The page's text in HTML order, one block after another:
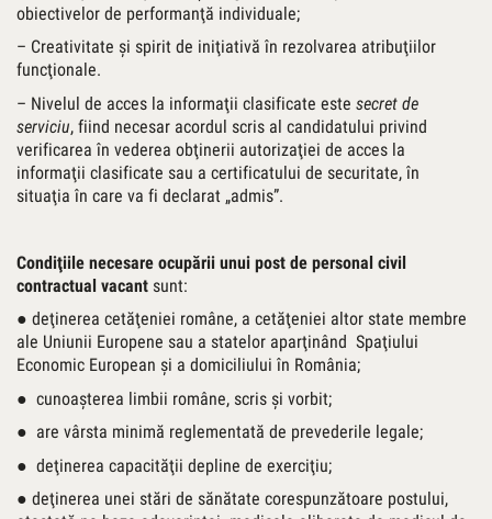
obiectivelor de performanţă individuale;
– Creativitate şi spirit de iniţiativă în rezolvarea atribuţiilor
funcţionale.
– Nivelul de acces la informaţii clasificate este secret de
serviciu, fiind necesar acordul scris al candidatului privind
verificarea în vederea obţinerii autorizaţiei de acces la
informaţii clasificate sau a certificatului de securitate, în
situaţia în care va fi declarat „admis”.
Condiţiile necesare ocupării unui post de personal civil
contractual vacant sunt:
● deţinerea cetăţeniei române, a cetăţeniei altor state membre
ale Uniunii Europene sau a statelor aparţinând Spaţiului
Economic European şi a domiciliului în România;
● cunoaşterea limbii române, scris şi vorbit;
● are vârsta minimă reglementată de prevederile legale;
● deţinerea capacităţii depline de exerciţiu;
● deţinerea unei stări de sănătate corespunzătoare postului,